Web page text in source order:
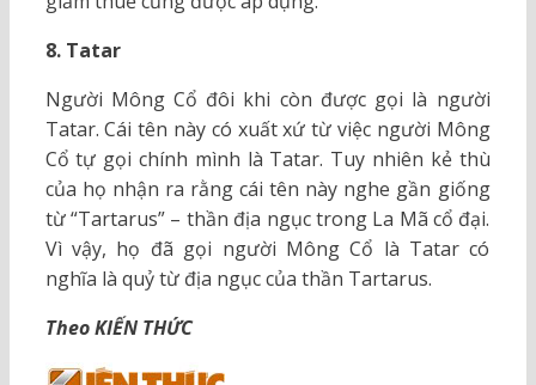
8. Tatar
Người Mông Cổ đôi khi còn được gọi là người
Tatar. Cái tên này có xuất xứ từ việc người Mông
Cổ tự gọi chính mình là Tatar. Tuy nhiên kẻ thù
của họ nhận ra rằng cái tên này nghe gần giống
từ “Tartarus” – thần địa ngục trong La Mã cổ đại.
Vì vậy, họ đã gọi người Mông Cổ là Tatar có
nghĩa là quỷ từ địa ngục của thần Tartarus.
Theo KIẾN THỨC